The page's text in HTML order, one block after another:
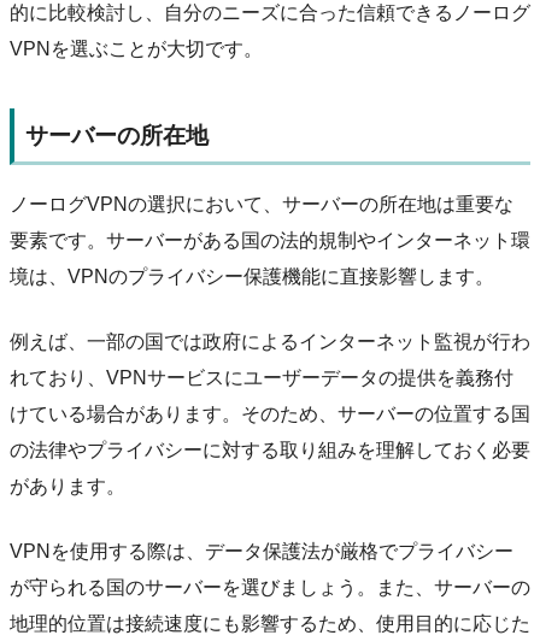
的に比較検討し、自分のニーズに合った信頼できるノーログ
VPNを選ぶことが大切です。
サーバーの所在地
ノーログVPNの選択において、サーバーの所在地は重要な
要素です。サーバーがある国の法的規制やインターネット環
境は、VPNのプライバシー保護機能に直接影響します。
例えば、一部の国では政府によるインターネット監視が行わ
れており、VPNサービスにユーザーデータの提供を義務付
けている場合があります。そのため、サーバーの位置する国
の法律やプライバシーに対する取り組みを理解しておく必要
があります。
VPNを使用する際は、データ保護法が厳格でプライバシー
が守られる国のサーバーを選びましょう。また、サーバーの
地理的位置は接続速度にも影響するため、使用目的に応じた